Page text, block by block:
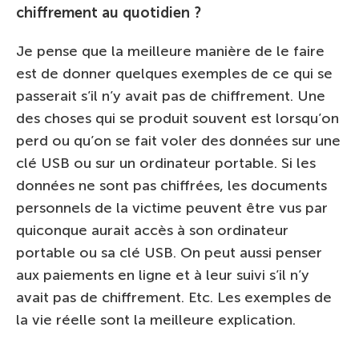
chiffrement au quotidien ?
Je pense que la meilleure manière de le faire
est de donner quelques exemples de ce qui se
passerait s’il n’y avait pas de chiffrement. Une
des choses qui se produit souvent est lorsqu’on
perd ou qu’on se fait voler des données sur une
clé USB ou sur un ordinateur portable. Si les
données ne sont pas chiffrées, les documents
personnels de la victime peuvent être vus par
quiconque aurait accès à son ordinateur
portable ou sa clé USB. On peut aussi penser
aux paiements en ligne et à leur suivi s’il n’y
avait pas de chiffrement. Etc. Les exemples de
la vie réelle sont la meilleure explication.